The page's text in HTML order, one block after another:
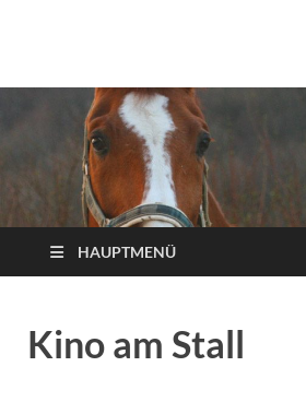
Reiterverein
e.V.
Reitervereins Iserlohn!
HAUPTMENÜ
Kino am Stall